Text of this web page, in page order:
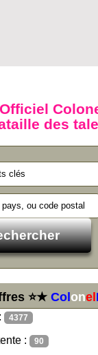
des
⭐★Colonel
4377
: 90